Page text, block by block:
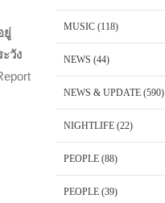
ยู่
วัง
MUSIC(118)
NEWS (44)
NEWS & UPDATE(590)
NIGHTLIFE(22)
PEOPLE(88)
PEOPLE(39)